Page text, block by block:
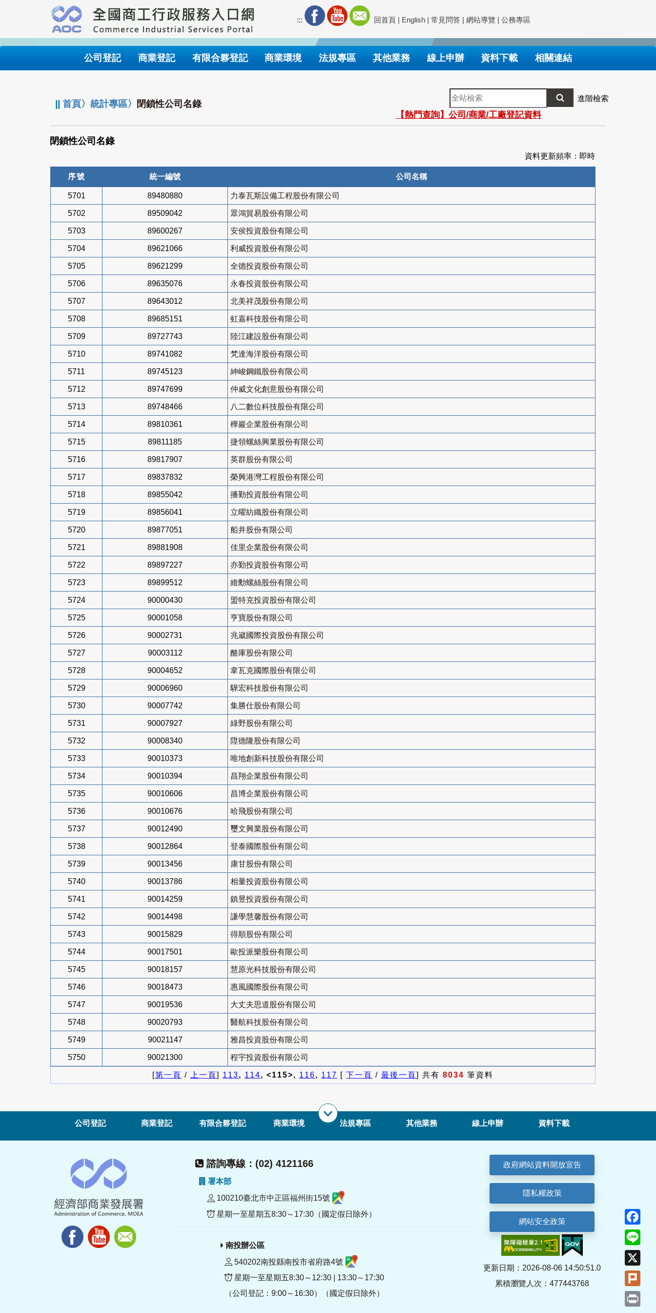
要
內
::: 回首頁 | English | 常見問答 | 網站導覽 | 公務專區
公司登記 商業登記 有限合夥登記 商業環境 法規專區 其他業務 線上申辦 資料下載 相關連結
||首頁〉統計專區〉 閉鎖性公司名錄
全
站
檢
索
進階檢索
【熱門查詢】公司/商業/工廠登記資料
閉鎖性公司名錄
資料更新頻率：即時
序號 統一編號 公司名稱
5701 89480880 力泰瓦斯設備工程股份有限公司
5702 89509042 眾鴻貿易股份有限公司
5703 89600267 安侯投資股份有限公司
5704 89621066 利威投資股份有限公司
5705 89621299 全德投資股份有限公司
5706 89635076 永春投資股份有限公司
5707 89643012 北美祥茂股份有限公司
5708 89685151 虹嘉科技股份有限公司
5709 89727743 陸江建設股份有限公司
5710 89741082 梵達海洋股份有限公司
5711 89745123 紳峻鋼鐵股份有限公司
5712 89747699 仲威文化創意股份有限公司
5713 89748466 八二數位科技股份有限公司
5714 89810361 樺巖企業股份有限公司
5715 89811185 捷領螺絲興業股份有限公司
5716 89817907 英群股份有限公司
5717 89837832 榮興港灣工程股份有限公司
5718 89855042 播勤投資股份有限公司
5719 89856041 立曜紡織股份有限公司
5720 89877051 船井股份有限公司
5721 89881908 佳里企業股份有限公司
5722 89897227 亦勤投資股份有限公司
5723 89899512 維勳螺絲股份有限公司
5724 90000430 盟特克投資股份有限公司
5725 90001058 亨寶股份有限公司
5726 90002731 兆崴國際投資股份有限公司
5727 90003112 酪庫股份有限公司
5728 90004652 韋瓦克國際股份有限公司
5729 90006960 驊宏科技股份有限公司
5730 90007742 集勝仕股份有限公司
5731 90007927 綠野股份有限公司
5732 90008340 陞德隆股份有限公司
5733 90010373 唯地創新科技股份有限公司
5734 90010394 昌翔企業股份有限公司
5735 90010606 昌博企業股份有限公司
5736 90010676 哈飛股份有限公司
5737 90012490 璽文興業股份有限公司
5738 90012864 登泰國際股份有限公司
5739 90013456 康甘股份有限公司
5740 90013786 相量投資股份有限公司
5741 90014259 鎮昱投資股份有限公司
5742 90014498 謙學慧馨股份有限公司
5743 90015829 得順股份有限公司
5744 90017501 歐投派樂股份有限公司
5745 90018157 慧原光科技股份有限公司
5746 90018473 惠風國際股份有限公司
5747 90019536 大丈夫思道股份有限公司
5748 90020793 醫航科技股份有限公司
5749 90021147 雅昌投資股份有限公司
5750 90021300 程宇投資股份有限公司
[第一頁 / 上一頁] 113, 114, <115>, 116, 117 [ 下一頁 / 最後一頁] 共有 8034 筆資料
公司登記 商業登記 有限合夥登記 商業環境 法規專區 其他業務 線上申辦 資料下載
諮詢專線：(02) 4121166
署本部
100210臺北市中正區福州街15號
星期一至星期五8:30～17:30（國定假日除外）
南投辦公區
540202南投縣南投市省府路4號
星期一至星期五8:30～12:30 | 13:30～17:30
（公司登記：9:00～16:30）（國定假日除外）
政府網站資料開放宣告
隱私權政策
網站安全政策
更新日期：2026-08-06 14:50:51.0
累積瀏覽人次：477443768